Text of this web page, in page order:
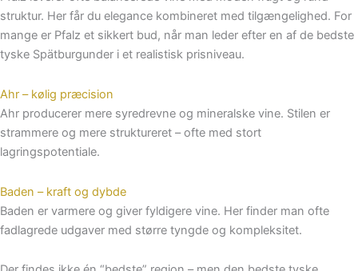
struktur. Her får du elegance kombineret med tilgængelighed. For
mange er Pfalz et sikkert bud, når man leder efter en af de bedste
tyske Spätburgunder i et realistisk prisniveau.
Ahr – kølig præcision
Ahr producerer mere syredrevne og mineralske vine. Stilen er
strammere og mere struktureret – ofte med stort
lagringspotentiale.
Baden – kraft og dybde
Baden er varmere og giver fyldigere vine. Her finder man ofte
fadlagrede udgaver med større tyngde og kompleksitet.